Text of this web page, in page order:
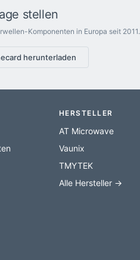
stellen
Komponenten in Europa seit 2011.
herunterladen
HERSTELLER
AT Microwave
Vaunix
TMYTEK
Alle Hersteller →